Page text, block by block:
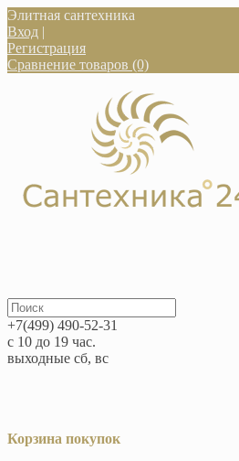
Элитная сантехника
Вход |
Регистрация
Сравнение товаров (0)
+7(499) 490-52-31
с 10 до 19 час.
выходные сб, вс
Корзина покупок